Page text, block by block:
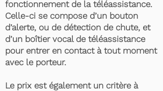
fonctionnement de la téléassistance.
Celle-ci se compose d’un bouton
d’alerte, ou de détection de chute, et
d’un boîtier vocal de téléassistance
pour entrer en contact à tout moment
avec le porteur.
Le prix est également un critère à